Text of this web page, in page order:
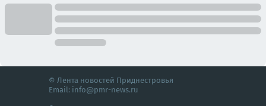
© Лента новостей Приднестровья
Email: info@pmr-news.ru